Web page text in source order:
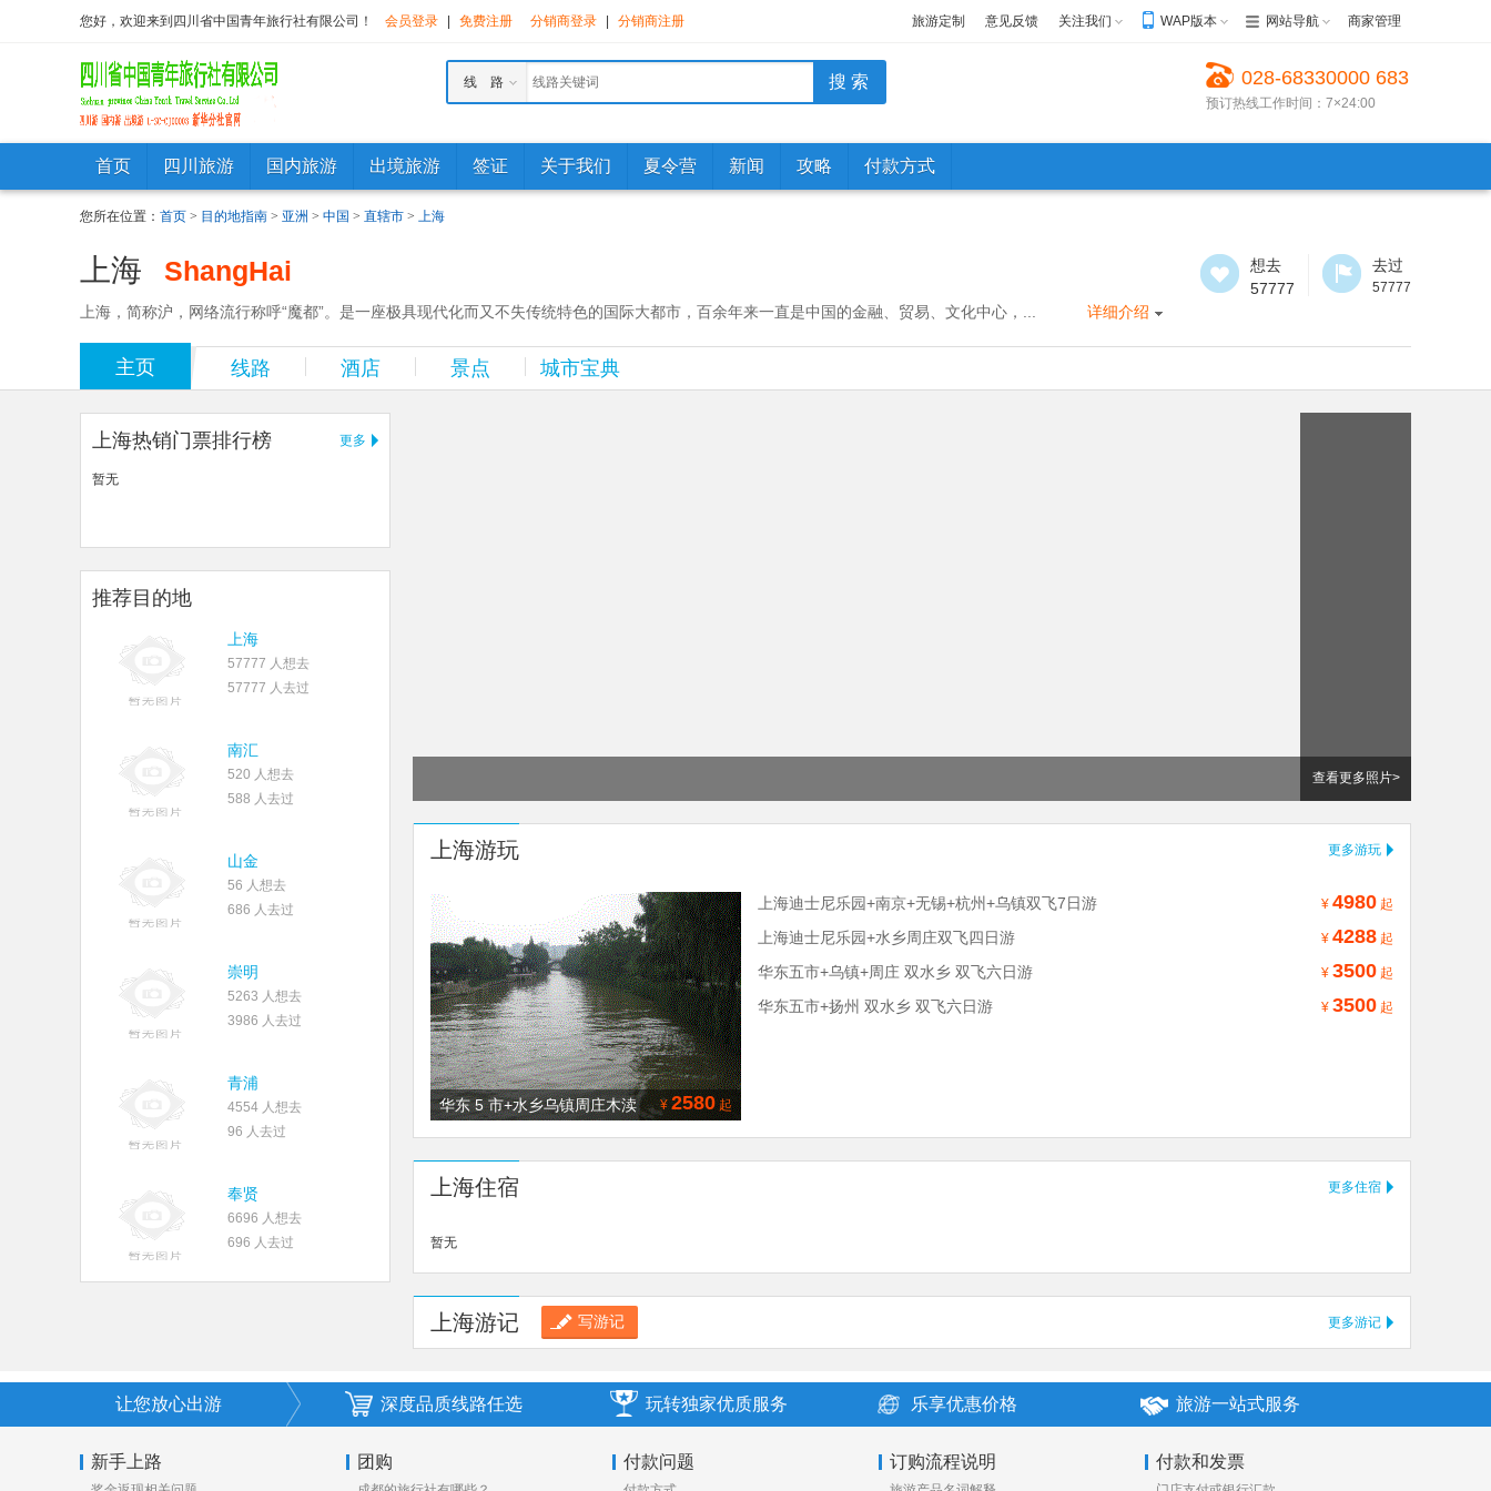
您好，欢迎来到四川省中国青年旅行社有限公司！ 会员登录 免费注册 分销商登录 分销商注册 旅游定制 意见反馈 关注我们 WAP版本 网站导航 商家管理
线 路
028-68330000 683
30022 68623999
预订热线工作时间：7×24:00
首页 四川旅游 国内旅游 出境旅游 签证 关于我们 夏令营 新闻 攻略 付款方式
您所在位置： 首页 > 目的地指南 > 亚洲 > 中国 > 直辖市 > 上海
上海 ShangHai
想去
57777
去过
57777
上海，简称沪，网络流行称呼“魔都”。是一座极具现代化而又不失传统特色的国际大都市，百余年来一直是中国的金融、贸易、文化中心，... 详细介绍
主页 线路 酒店 景点 城市宝典
更多
上海热销门票排行榜
暂无
推荐目的地
上海
57777 人想去
57777 人去过
南汇
520 人想去
588 人去过
山金
56 人想去
686 人去过
崇明
5263 人想去
3986 人去过
青浦
4554 人想去
96 人去过
奉贤
6696 人想去
696 人去过
查看更多照片>
更多游玩
上海游玩
¥ 2580 起
华东 5 市+水乡乌镇周庄木渎
+五大夜景双飞六日游
¥ 4980 起
上海迪士尼乐园+南京+无锡+杭州+乌镇双飞7日游
¥ 4288 起
上海迪士尼乐园+水乡周庄双飞四日游
¥ 3500 起
华东五市+乌镇+周庄 双水乡 双飞六日游
¥ 3500 起
华东五市+扬州 双水乡 双飞六日游
更多住宿
上海住宿
暂无
更多游记
上海游记 写游记
让您放心出游 深度品质线路任选 玩转独家优质服务 乐享优惠价格 旅游一站式服务
新手上路 团购 付款问题 订购流程说明 付款和发票